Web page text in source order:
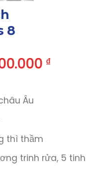
8
₫
Âu
thì thầm
trinh rửa, 5 tinh